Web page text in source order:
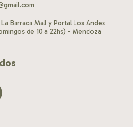
Barraca Mall y Portal Los Andes
de 10 a 22hs) - Mendoza